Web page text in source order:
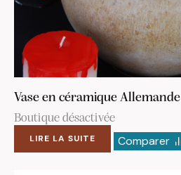
Vase en céramique Allemande
Boutique désactivée
LIRE LA SUITE Comparer